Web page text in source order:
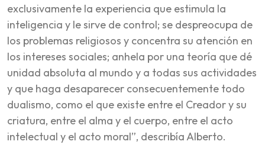
exclusivamente la experiencia que estimula la
inteligencia y le sirve de control; se despreocupa de
los problemas religiosos y concentra su atención en
los intereses sociales; anhela por una teoría que dé
unidad absoluta al mundo y a todas sus actividades
y que haga desaparecer consecuentemente todo
dualismo, como el que existe entre el Creador y su
criatura, entre el alma y el cuerpo, entre el acto
intelectual y el acto moral”, describía Alberto.